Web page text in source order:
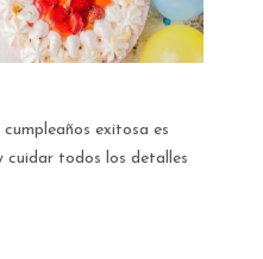
exitosa es
cuidar todos los detalles